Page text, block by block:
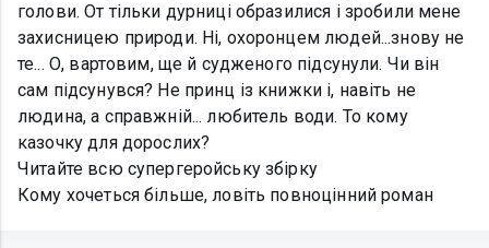
голови. От тільки дурниці образилися і зробили мене
захисницею природи. Ні, охоронцем людей...знову не
те... О, вартовим, ще й судженого підсунули. Чи він
сам підсунувся? Не принц із книжки і, навіть не
людина, а справжній... любитель води. То кому
казочку для дорослих?
Читайте всю супергеройську збірку
Кому хочеться більше, ловіть повноцінний роман